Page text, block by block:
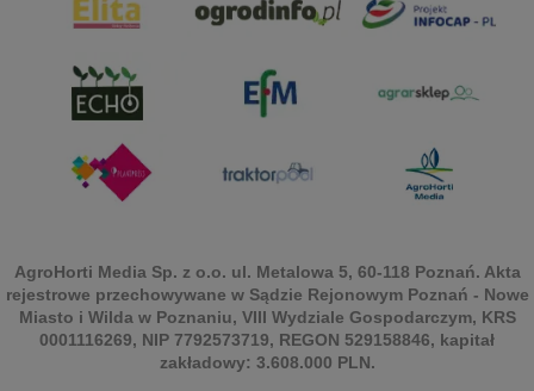
AgroHorti Media Sp. z o.o. ul. Metalowa 5, 60-118 Poznań. Akta
rejestrowe przechowywane w Sądzie Rejonowym Poznań - Nowe
Miasto i Wilda w Poznaniu, VIII Wydziale Gospodarczym, KRS
0001116269, NIP 7792573719, REGON 529158846, kapitał
zakładowy: 3.608.000 PLN.